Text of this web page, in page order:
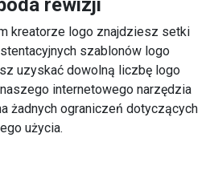
kreatorze logo znajdziesz setki
szablonów logo
uzyskać dowolną liczbę logo
internetowego narzędzia
żadnych ograniczeń dotyczących
użycia.